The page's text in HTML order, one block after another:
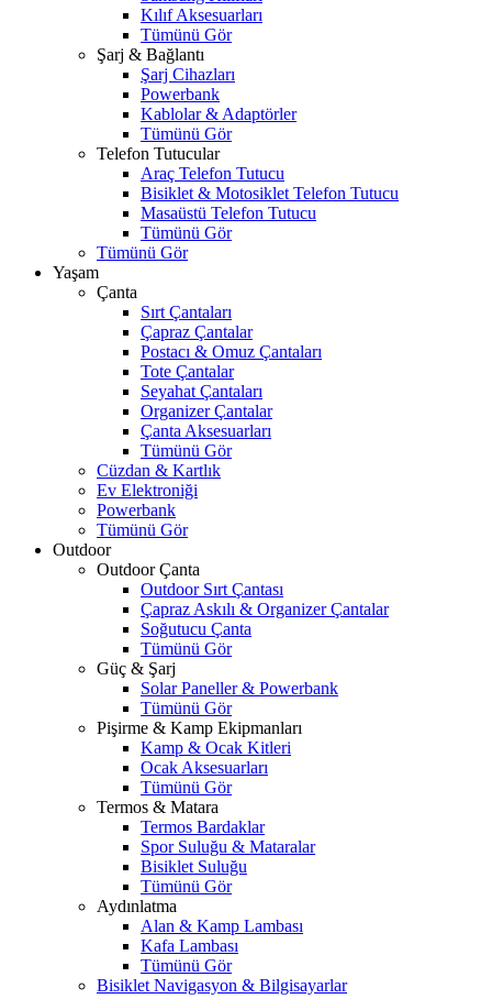
Kılıf Aksesuarları
Tümünü Gör
Şarj & Bağlantı
Şarj Cihazları
Powerbank
Kablolar & Adaptörler
Tümünü Gör
Telefon Tutucular
Araç Telefon Tutucu
Bisiklet & Motosiklet Telefon Tutucu
Masaüstü Telefon Tutucu
Tümünü Gör
Tümünü Gör
Yaşam
Çanta
Sırt Çantaları
Çapraz Çantalar
Postacı & Omuz Çantaları
Tote Çantalar
Seyahat Çantaları
Organizer Çantalar
Çanta Aksesuarları
Tümünü Gör
Cüzdan & Kartlık
Ev Elektroniği
Powerbank
Tümünü Gör
Outdoor
Outdoor Çanta
Outdoor Sırt Çantası
Çapraz Askılı & Organizer Çantalar
Soğutucu Çanta
Tümünü Gör
Güç & Şarj
Solar Paneller & Powerbank
Tümünü Gör
Pişirme & Kamp Ekipmanları
Kamp & Ocak Kitleri
Ocak Aksesuarları
Tümünü Gör
Termos & Matara
Termos Bardaklar
Spor Suluğu & Mataralar
Bisiklet Suluğu
Tümünü Gör
Aydınlatma
Alan & Kamp Lambası
Kafa Lambası
Tümünü Gör
Bisiklet Navigasyon & Bilgisayarlar